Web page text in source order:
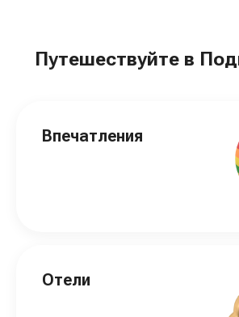
Путешествуйте в
Впечатления
Отели